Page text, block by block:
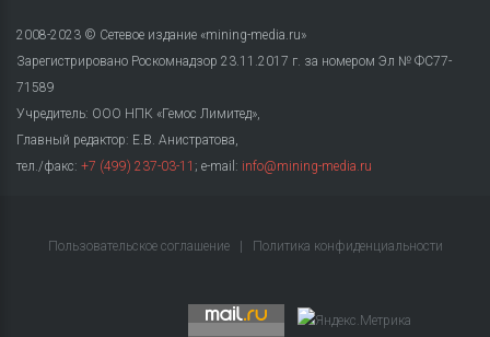
2008-2023 © Сетевое издание «mining-media.ru»
Зарегистрировано Роскомнадзор 23.11.2017 г. за номером Эл № ФС77-
71589
Учредитель: ООО НПК «Гемос Лимитед»,
Главный редактор: Е.В. Анистратова,
тел./факс: +7 (499) 237-03-11 ; e-mail: info@mining-media.ru
Пользовательское соглашение Политика конфиденциальности